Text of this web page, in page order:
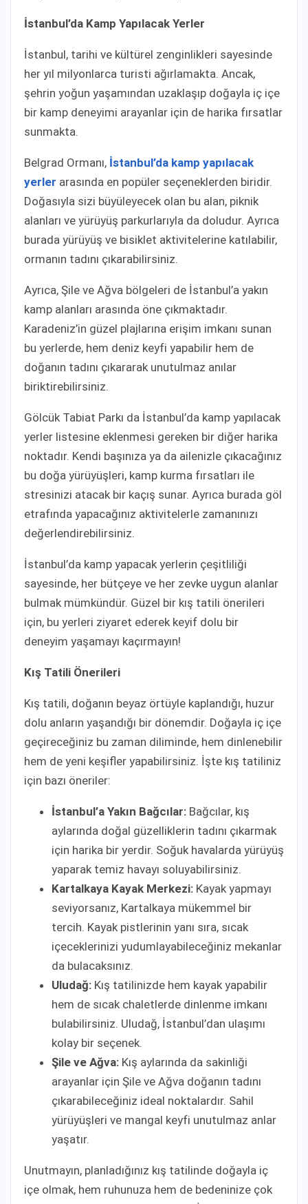
İstanbul’da Kamp Yapılacak Yerler
İstanbul, tarihi ve kültürel zenginlikleri sayesinde
her yıl milyonlarca turisti ağırlamakta. Ancak,
şehrin yoğun yaşamından uzaklaşıp doğayla iç içe
bir kamp deneyimi arayanlar için de harika fırsatlar
sunmakta.
Belgrad Ormanı, İstanbul’da kamp yapılacak
yerler arasında en popüler seçeneklerden biridir.
Doğasıyla sizi büyüleyecek olan bu alan, piknik
alanları ve yürüyüş parkurlarıyla da doludur. Ayrıca
burada yürüyüş ve bisiklet aktivitelerine katılabilir,
ormanın tadını çıkarabilirsiniz.
Ayrıca, Şile ve Ağva bölgeleri de İstanbul’a yakın
kamp alanları arasında öne çıkmaktadır.
Karadeniz’in güzel plajlarına erişim imkanı sunan
bu yerlerde, hem deniz keyfi yapabilir hem de
doğanın tadını çıkararak unutulmaz anılar
biriktirebilirsiniz.
Gölcük Tabiat Parkı da İstanbul’da kamp yapılacak
yerler listesine eklenmesi gereken bir diğer harika
noktadır. Kendi başınıza ya da ailenizle çıkacağınız
bu doğa yürüyüşleri, kamp kurma fırsatları ile
stresinizi atacak bir kaçış sunar. Ayrıca burada göl
etrafında yapacağınız aktivitelerle zamanınızı
değerlendirebilirsiniz.
İstanbul’da kamp yapacak yerlerin çeşitliliği
sayesinde, her bütçeye ve her zevke uygun alanlar
bulmak mümkündür. Güzel bir kış tatili önerileri
için, bu yerleri ziyaret ederek keyif dolu bir
deneyim yaşamayı kaçırmayın!
Kış Tatili Önerileri
Kış tatili, doğanın beyaz örtüyle kaplandığı, huzur
dolu anların yaşandığı bir dönemdir. Doğayla iç içe
geçireceğiniz bu zaman diliminde, hem dinlenebilir
hem de yeni keşifler yapabilirsiniz. İşte kış tatiliniz
için bazı öneriler:
İstanbul’a Yakın Bağcılar: Bağcılar, kış
aylarında doğal güzelliklerin tadını çıkarmak
için harika bir yerdir. Soğuk havalarda yürüyüş
yaparak temiz havayı soluyabilirsiniz.
Kartalkaya Kayak Merkezi: Kayak yapmayı
seviyorsanız, Kartalkaya mükemmel bir
tercih. Kayak pistlerinin yanı sıra, sıcak
içeceklerinizi yudumlayabileceğiniz mekanlar
da bulacaksınız.
Uludağ: Kış tatilinizde hem kayak yapabilir
hem de sıcak chaletlerde dinlenme imkanı
bulabilirsiniz. Uludağ, İstanbul’dan ulaşımı
kolay bir seçenek.
Şile ve Ağva: Kış aylarında da sakinliği
arayanlar için Şile ve Ağva doğanın tadını
çıkarabileceğiniz ideal noktalardır. Sahil
yürüyüşleri ve mangal keyfi unutulmaz anlar
yaşatır.
Unutmayın, planladığınız kış tatilinde doğayla iç
içe olmak, hem ruhunuza hem de bedeninize çok